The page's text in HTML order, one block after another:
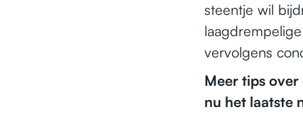
steentje wil
vervolgens
Meer tips
nu het laatste